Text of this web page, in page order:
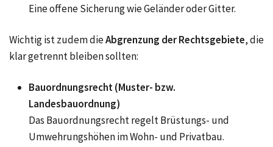
Eine offene Sicherung wie Geländer oder Gitter.
Wichtig ist zudem dieAbgrenzung der Rechtsgebiete, die
klar getrennt bleiben sollten:
Bauordnungsrecht (Muster- bzw.
Landesbauordnung)
Das Bauordnungsrecht regelt Brüstungs- und
Umwehrungshöhen im Wohn- und Privatbau.